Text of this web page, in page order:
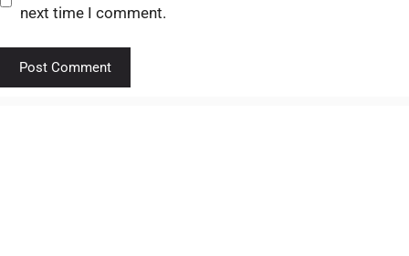
next time I comment.